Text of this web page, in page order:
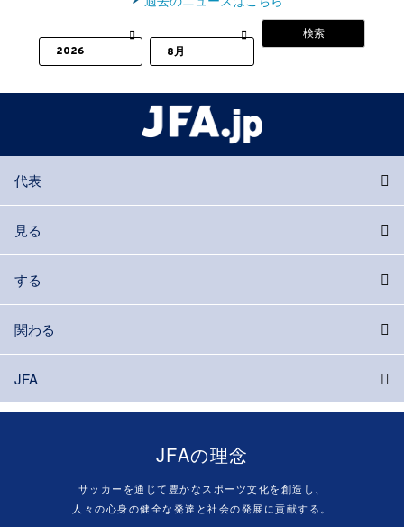
代表
見る
する
関わる
JFA
JFAの理念
サッカーを通じて豊かなスポーツ文化を創造し、
人々の心身の健全な発達と社会の発展に貢献する。